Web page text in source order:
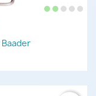
Baader